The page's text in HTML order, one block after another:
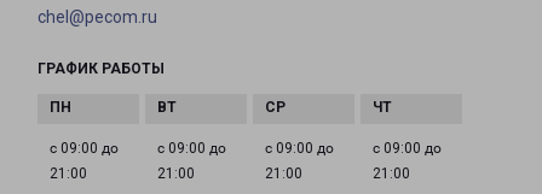
chel@pecom.ru
ГРАФИК РАБОТЫ
с 09:00 до
21:00
с 09:00 до
21:00
с 09:00 до
21:00
с 09:00 до
21:00